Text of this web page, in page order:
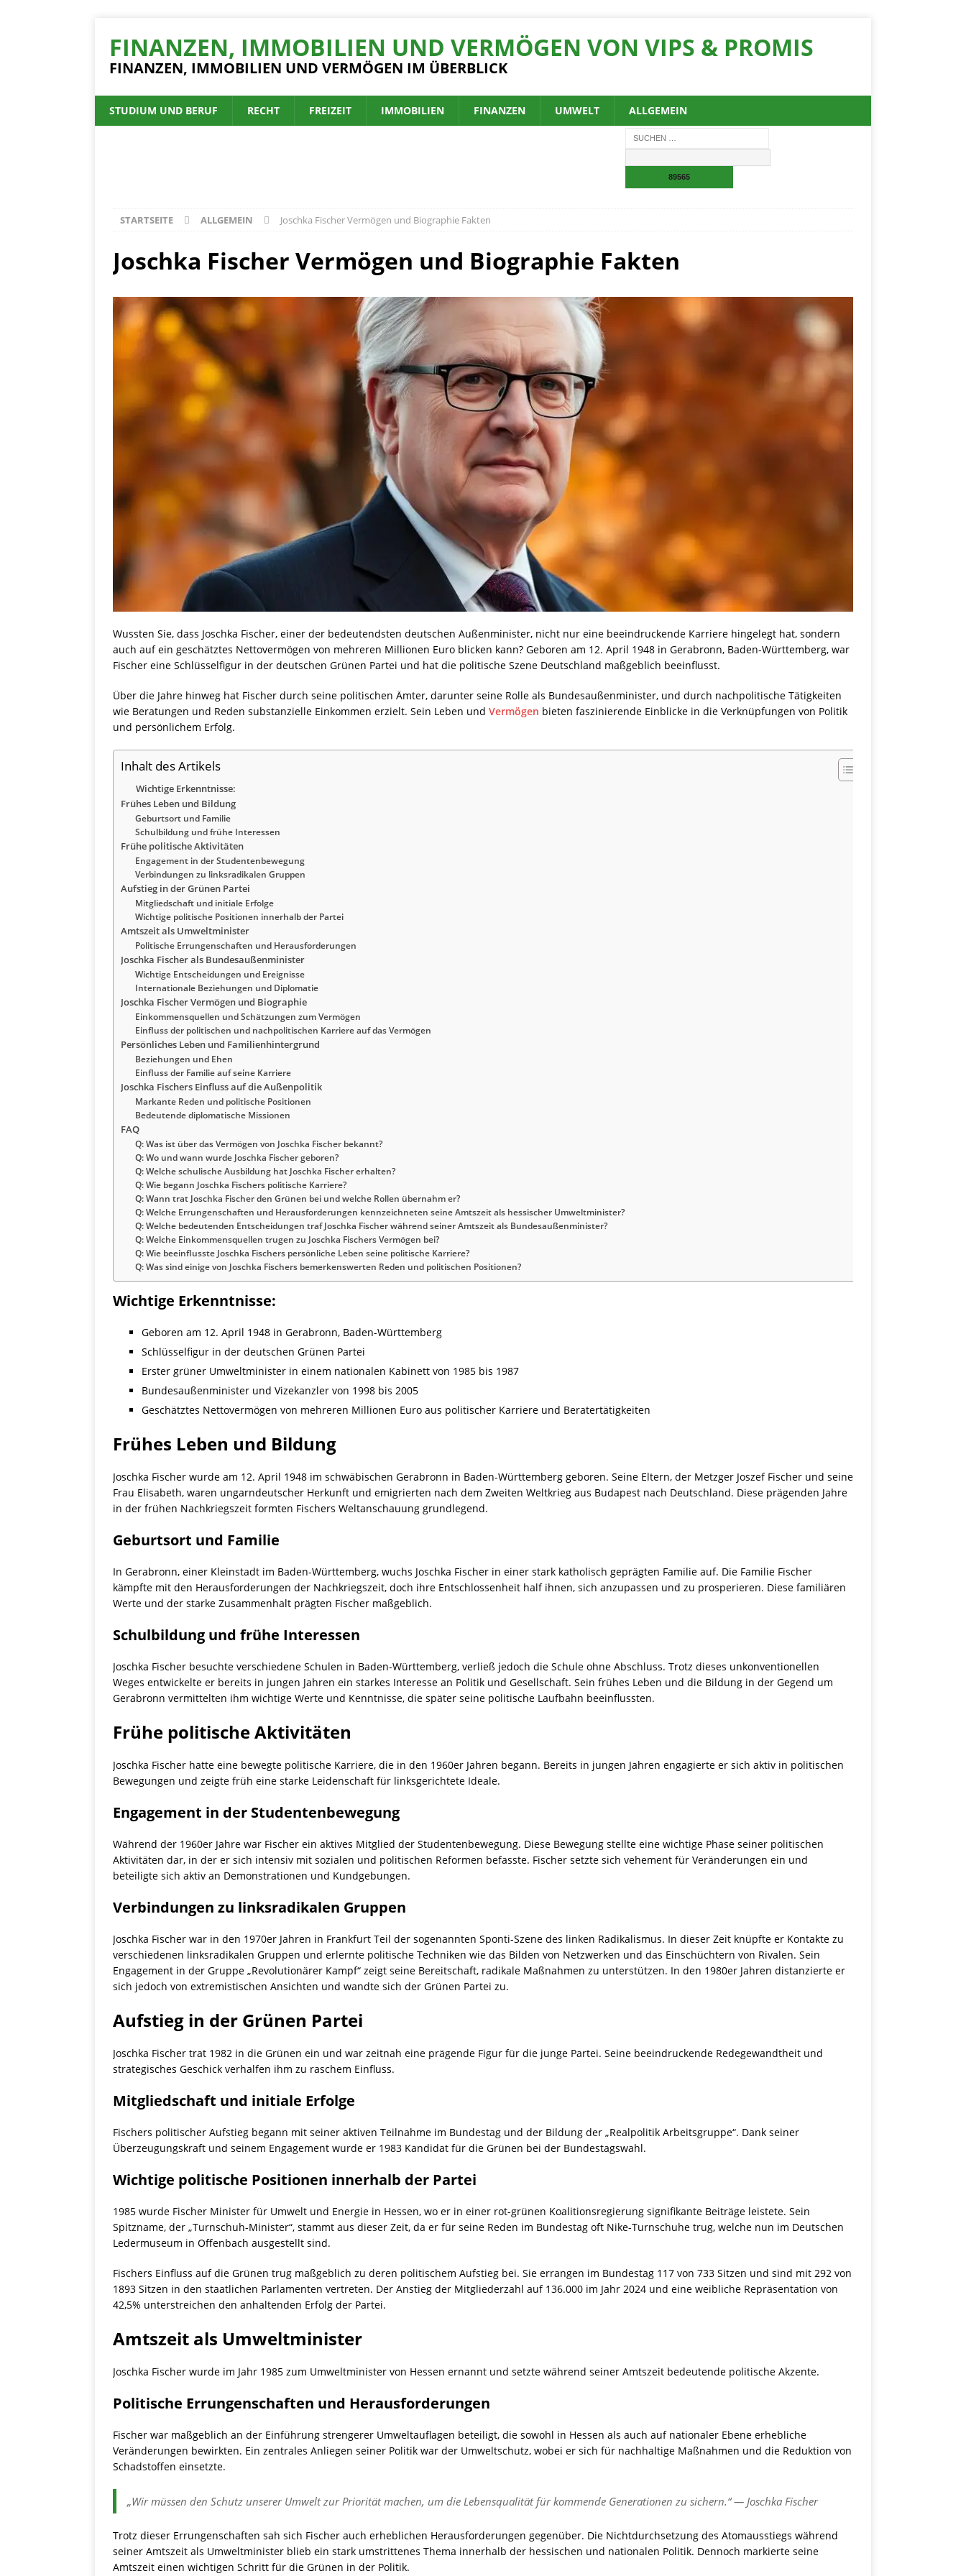
FINANZEN, IMMOBILIEN UND VERMÖGEN VON VIPS & PROMIS
FINANZEN, IMMOBILIEN UND VERMÖGEN IM ÜBERBLICK
STUDIUM UND BERUF RECHT FREIZEIT IMMOBILIEN FINANZEN UMWELT ALLGEMEIN
STARTSEITE ALLGEMEIN Joschka Fischer Vermögen und Biographie Fakten
Joschka Fischer Vermögen und Biographie Fakten
Wussten Sie, dass Joschka Fischer, einer der bedeutendsten deutschen Außenminister, nicht nur eine beeindruckende Karriere hingelegt hat, sondern
auch auf ein geschätztes Nettovermögen von mehreren Millionen Euro blicken kann? Geboren am 12. April 1948 in Gerabronn, Baden-Württemberg, war
Fischer eine Schlüsselfigur in der deutschen Grünen Partei und hat die politische Szene Deutschland maßgeblich beeinflusst.
Über die Jahre hinweg hat Fischer durch seine politischen Ämter, darunter seine Rolle als Bundesaußenminister, und durch nachpolitische Tätigkeiten
wie Beratungen und Reden substanzielle Einkommen erzielt. Sein Leben und Vermögen bieten faszinierende Einblicke in die Verknüpfungen von Politik
und persönlichem Erfolg.
Inhalt des Artikels
Wichtige Erkenntnisse:
Frühes Leben und Bildung
Geburtsort und Familie
Schulbildung und frühe Interessen
Frühe politische Aktivitäten
Engagement in der Studentenbewegung
Verbindungen zu linksradikalen Gruppen
Aufstieg in der Grünen Partei
Mitgliedschaft und initiale Erfolge
Wichtige politische Positionen innerhalb der Partei
Amtszeit als Umweltminister
Politische Errungenschaften und Herausforderungen
Joschka Fischer als Bundesaußenminister
Wichtige Entscheidungen und Ereignisse
Internationale Beziehungen und Diplomatie
Joschka Fischer Vermögen und Biographie
Einkommensquellen und Schätzungen zum Vermögen
Einfluss der politischen und nachpolitischen Karriere auf das Vermögen
Persönliches Leben und Familienhintergrund
Beziehungen und Ehen
Einfluss der Familie auf seine Karriere
Joschka Fischers Einfluss auf die Außenpolitik
Markante Reden und politische Positionen
Bedeutende diplomatische Missionen
FAQ
Q: Was ist über das Vermögen von Joschka Fischer bekannt?
Q: Wo und wann wurde Joschka Fischer geboren?
Q: Welche schulische Ausbildung hat Joschka Fischer erhalten?
Q: Wie begann Joschka Fischers politische Karriere?
Q: Wann trat Joschka Fischer den Grünen bei und welche Rollen übernahm er?
Q: Welche Errungenschaften und Herausforderungen kennzeichneten seine Amtszeit als hessischer Umweltminister?
Q: Welche bedeutenden Entscheidungen traf Joschka Fischer während seiner Amtszeit als Bundesaußenminister?
Q: Welche Einkommensquellen trugen zu Joschka Fischers Vermögen bei?
Q: Wie beeinflusste Joschka Fischers persönliche Leben seine politische Karriere?
Q: Was sind einige von Joschka Fischers bemerkenswerten Reden und politischen Positionen?
Wichtige Erkenntnisse:
Geboren am 12. April 1948 in Gerabronn, Baden-Württemberg
Schlüsselfigur in der deutschen Grünen Partei
Erster grüner Umweltminister in einem nationalen Kabinett von 1985 bis 1987
Bundesaußenminister und Vizekanzler von 1998 bis 2005
Geschätztes Nettovermögen von mehreren Millionen Euro aus politischer Karriere und Beratertätigkeiten
Frühes Leben und Bildung
Joschka Fischer wurde am 12. April 1948 im schwäbischen Gerabronn in Baden-Württemberg geboren. Seine Eltern, der Metzger Joszef Fischer und seine
Frau Elisabeth, waren ungarndeutscher Herkunft und emigrierten nach dem Zweiten Weltkrieg aus Budapest nach Deutschland. Diese prägenden Jahre
in der frühen Nachkriegszeit formten Fischers Weltanschauung grundlegend.
Geburtsort und Familie
In Gerabronn, einer Kleinstadt im Baden-Württemberg, wuchs Joschka Fischer in einer stark katholisch geprägten Familie auf. Die Familie Fischer
kämpfte mit den Herausforderungen der Nachkriegszeit, doch ihre Entschlossenheit half ihnen, sich anzupassen und zu prosperieren. Diese familiären
Werte und der starke Zusammenhalt prägten Fischer maßgeblich.
Schulbildung und frühe Interessen
Joschka Fischer besuchte verschiedene Schulen in Baden-Württemberg, verließ jedoch die Schule ohne Abschluss. Trotz dieses unkonventionellen
Weges entwickelte er bereits in jungen Jahren ein starkes Interesse an Politik und Gesellschaft. Sein frühes Leben und die Bildung in der Gegend um
Gerabronn vermittelten ihm wichtige Werte und Kenntnisse, die später seine politische Laufbahn beeinflussten.
Frühe politische Aktivitäten
Joschka Fischer hatte eine bewegte politische Karriere, die in den 1960er Jahren begann. Bereits in jungen Jahren engagierte er sich aktiv in politischen
Bewegungen und zeigte früh eine starke Leidenschaft für linksgerichtete Ideale.
Engagement in der Studentenbewegung
Während der 1960er Jahre war Fischer ein aktives Mitglied der Studentenbewegung. Diese Bewegung stellte eine wichtige Phase seiner politischen
Aktivitäten dar, in der er sich intensiv mit sozialen und politischen Reformen befasste. Fischer setzte sich vehement für Veränderungen ein und
beteiligte sich aktiv an Demonstrationen und Kundgebungen.
Verbindungen zu linksradikalen Gruppen
Joschka Fischer war in den 1970er Jahren in Frankfurt Teil der sogenannten Sponti-Szene des linken Radikalismus. In dieser Zeit knüpfte er Kontakte zu
verschiedenen linksradikalen Gruppen und erlernte politische Techniken wie das Bilden von Netzwerken und das Einschüchtern von Rivalen. Sein
Engagement in der Gruppe „Revolutionärer Kampf“ zeigt seine Bereitschaft, radikale Maßnahmen zu unterstützen. In den 1980er Jahren distanzierte er
sich jedoch von extremistischen Ansichten und wandte sich der Grünen Partei zu.
Aufstieg in der Grünen Partei
Joschka Fischer trat 1982 in die Grünen ein und war zeitnah eine prägende Figur für die junge Partei. Seine beeindruckende Redegewandtheit und
strategisches Geschick verhalfen ihm zu raschem Einfluss.
Mitgliedschaft und initiale Erfolge
Fischers politischer Aufstieg begann mit seiner aktiven Teilnahme im Bundestag und der Bildung der „Realpolitik Arbeitsgruppe“. Dank seiner
Überzeugungskraft und seinem Engagement wurde er 1983 Kandidat für die Grünen bei der Bundestagswahl.
Wichtige politische Positionen innerhalb der Partei
1985 wurde Fischer Minister für Umwelt und Energie in Hessen, wo er in einer rot-grünen Koalitionsregierung signifikante Beiträge leistete. Sein
Spitzname, der „Turnschuh-Minister“, stammt aus dieser Zeit, da er für seine Reden im Bundestag oft Nike-Turnschuhe trug, welche nun im Deutschen
Ledermuseum in Offenbach ausgestellt sind.
Fischers Einfluss auf die Grünen trug maßgeblich zu deren politischem Aufstieg bei. Sie errangen im Bundestag 117 von 733 Sitzen und sind mit 292 von
1893 Sitzen in den staatlichen Parlamenten vertreten. Der Anstieg der Mitgliederzahl auf 136.000 im Jahr 2024 und eine weibliche Repräsentation von
42,5% unterstreichen den anhaltenden Erfolg der Partei.
Amtszeit als Umweltminister
Joschka Fischer wurde im Jahr 1985 zum Umweltminister von Hessen ernannt und setzte während seiner Amtszeit bedeutende politische Akzente.
Politische Errungenschaften und Herausforderungen
Fischer war maßgeblich an der Einführung strengerer Umweltauflagen beteiligt, die sowohl in Hessen als auch auf nationaler Ebene erhebliche
Veränderungen bewirkten. Ein zentrales Anliegen seiner Politik war der Umweltschutz, wobei er sich für nachhaltige Maßnahmen und die Reduktion von
Schadstoffen einsetzte.
„Wir müssen den Schutz unserer Umwelt zur Priorität machen, um die Lebensqualität für kommende Generationen zu sichern.“ — Joschka Fischer
Trotz dieser Errungenschaften sah sich Fischer auch erheblichen Herausforderungen gegenüber. Die Nichtdurchsetzung des Atomausstiegs während
seiner Amtszeit als Umweltminister blieb ein stark umstrittenes Thema innerhalb der hessischen und nationalen Politik. Dennoch markierte seine
Amtszeit einen wichtigen Schritt für die Grünen in der Politik.